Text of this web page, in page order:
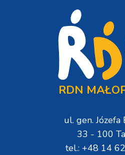
RDN
ul. gen. Józefa
33 - 100
tel.: +48 14